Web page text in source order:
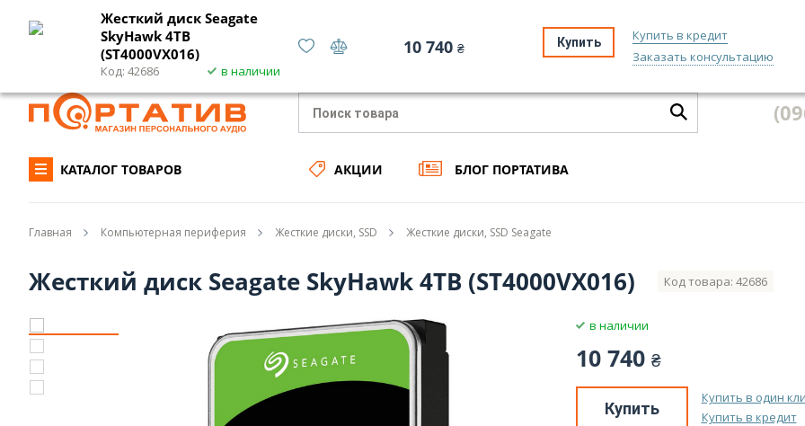
Бонусная программа
КАТАЛОГ ТОВАРОВ АКЦИИ БЛОГ ПОРТАТИВА
Главная Компьютерная периферия Жесткие диски, SSD Жесткие диски, SSD Seagate
Жесткий диск Seagate SkyHawk 4TB (ST4000VX016) Код товара: 42686
в наличии
10 740 ₴
Купить
Купить в один
Купить в кредит
Жесткий диск Seagate
SkyHawk 4TB
(ST4000VX016)
Код: 42686 в наличии
10 740 ₴ Купить
Купить в кредит
Заказать консультацию